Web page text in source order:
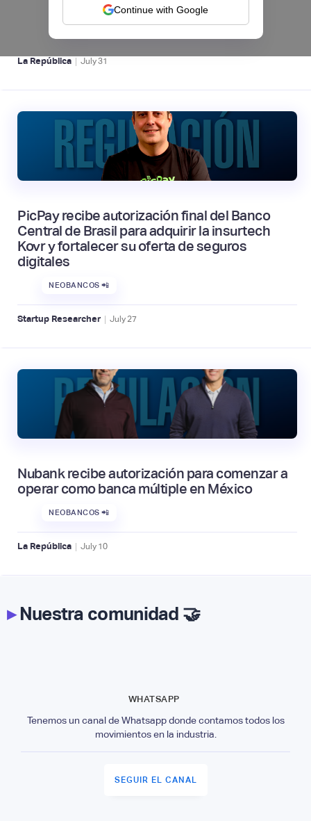
Continue with Google
NEOBANCOS 📲
La República | July31
PicPay recibe autorización final del Banco
Central de Brasil para adquirir la insurtech
Kovr y fortalecer su oferta de seguros
digitales
NEOBANCOS 📲
Startup Researcher | July 27
Nubank recibe autorización para comenzar a
operar como banca múltiple en México
NEOBANCOS 📲
La República | July 10
▸Nuestra comunidad 🤝
WHATSAPP
Tenemos un canal de Whatsapp donde contamos todos los
movimientos en la industria.
SEGUIR EL CANAL